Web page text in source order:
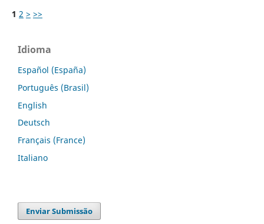
1 2 > >>
Idioma
Español (España)
Português (Brasil)
English
Deutsch
Français (France)
Italiano
Enviar Submissão